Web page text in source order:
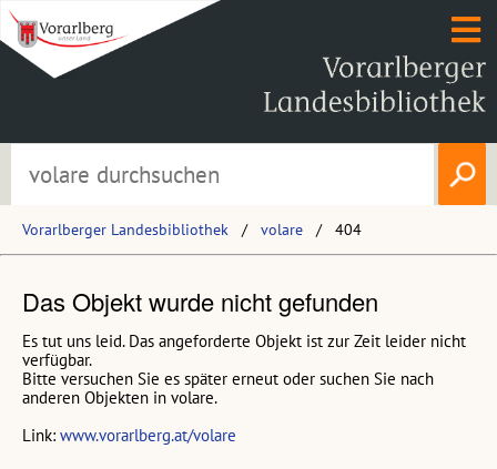
Vorarlberger Landesbibliothek volare 404
Das Objekt wurde nicht gefunden
Es tut uns leid. Das angeforderte Objekt ist zur Zeit leider nicht
verfügbar.
Bitte versuchen Sie es später erneut oder suchen Sie nach
anderen Objekten in volare.
Link: www.vorarlberg.at/volare